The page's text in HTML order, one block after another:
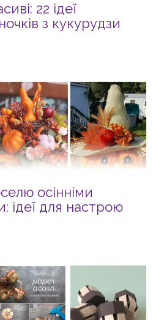
22 ідеї
з кукурудзи
осінніми
ідеї для настрою